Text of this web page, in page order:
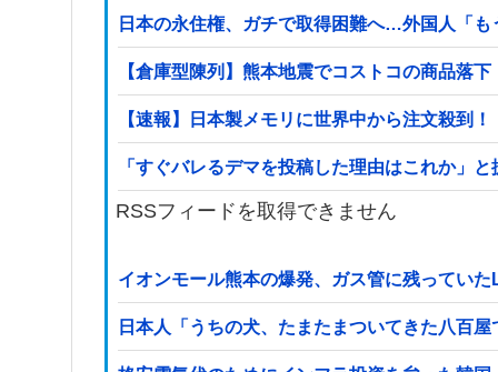
日本の永住権、ガチで取得困難へ…外国人「も
【倉庫型陳列】熊本地震でコストコの商品落
【速報】日本製メモリに世界中から注文殺到
「すぐバレるデマを投稿した理由はこれか」
RSSフィードを取得できません
イオンモール熊本の爆発、ガス管に残ってい
日本人「うちの犬、たまたまついてきた八百